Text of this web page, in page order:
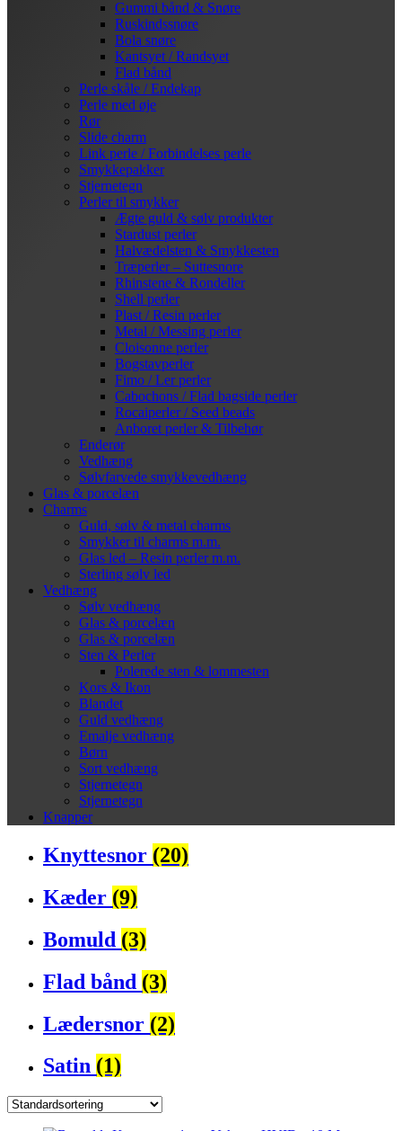
Gummi bånd & Snøre
Ruskindssnøre
Bola snøre
Kantsyet / Randsyet
Flad bånd
Perle skåle / Endekap
Perle med øje
Rør
Slide charm
Link perle / Forbindelses perle
Smykkepakker
Stjernetegn
Perler til smykker
Ægte guld & sølv produkter
Stardust perler
Halvædelsten & Smykkesten
Træperler – Suttesnore
Rhinstene & Rondeller
Shell perler
Plast / Resin perler
Metal / Messing perler
Cloisonne perler
Bogstavperler
Fimo / Ler perler
Cabochons / Flad bagside perler
Rocaiperler / Seed beads
Anboret perler & Tilbehør
Enderør
Vedhæng
Sølvfarvede smykkevedhæng
Glas & porcelæn
Charms
Guld, sølv & metal charms
Smykker til charms m.m.
Glas led – Resin perler m.m.
Sterling sølv led
Vedhæng
Sølv vedhæng
Glas & porcelæn
Glas & porcelæn
Sten & Perler
Polerede sten & lommesten
Kors & Ikon
Blandet
Guld vedhæng
Emalje vedhæng
Børn
Sort vedhæng
Stjernetegn
Stjernetegn
Knapper
Knyttesnor (20)
Kæder (9)
Bomuld (3)
Flad bånd (3)
Lædersnor (2)
Satin (1)